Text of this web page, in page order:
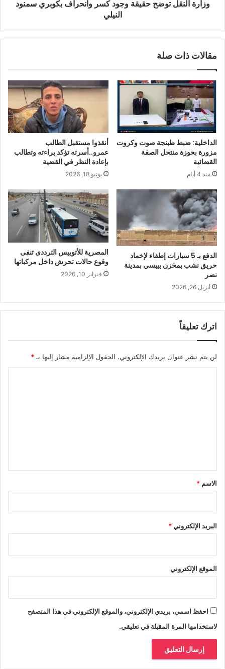
وزارة النقل توضح حقيقة وجود كسر وانحراف بكوبري سمنود
النيلي
مقالات ذات صلة
الداخلية: ضبط طبنجة صوت وكروت
مزورة بحوزة منتحل الصفة
القضائية
منذ 4 أيام
أنقذوا مستقبل الطالب
عمرو..أسرته تؤكد براءته وتطالب
بإعادة النظر في القضية
يونيو 18, 2026
الدفع بـ 5 سيارات إطفاء لإخماد
حريق نشب بمخزن بيبسي بمدينة
نصر
أبريل 26, 2026
المصرية للأتوبيس الترددى تنفى
وقوع حالات تحرش داخل مركباتها​
فبراير 10, 2026
اترك تعليقاً
لن يتم نشر عنوان بريدك الإلكتروني. الحقول الإلزامية مشار إليها بـ *
*
الاسم *
البريد الإلكتروني*
الموقع الإلكتروني
احفظ اسمي، بريدي الإلكتروني، والموقع الإلكتروني في هذا المتصفح
لاستخدامها المرة المقبلة في تعليقي.